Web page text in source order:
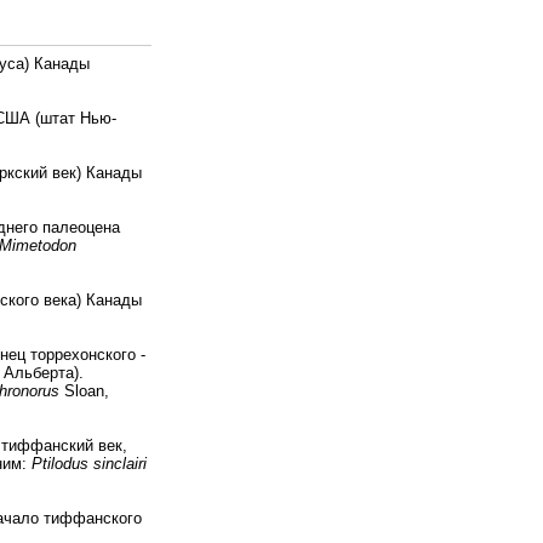
Канады
США (штат Нью-
век) Канады
палеоцена
века) Канады
торрехонского -
Sloan,
век,
Ptilodus sinclairi
тиффанского